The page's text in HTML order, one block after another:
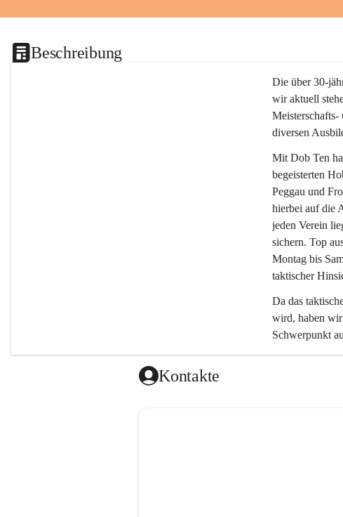
Beschreibung
Die über 30-
wir aktuell
Meisterschafts-
diversen
Mit Dob Ten
begeisterten
Peggau und
hierbei auf die
jeden Verein
sichern. Top
Montag bis
taktischer
Da das
wird, haben wir
Schwerpunkt
Kontakte